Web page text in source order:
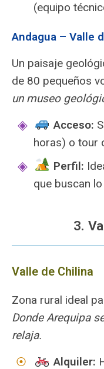
(equipo
Andagua – Valle
Un paisaje
de 80 pequeños
un museo
Acceso:
horas) o tour
Perfil:
que buscan
3.
Valle de Chilina
Zona rural ideal
Donde Arequipa
relaja.
Alquiler: